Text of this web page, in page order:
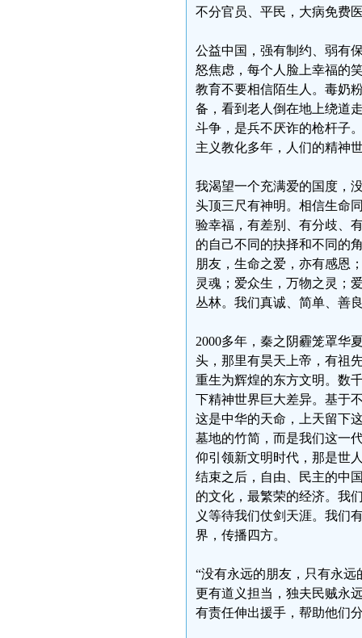
不分官员、平民，大病免费
公益中国，强有制约、弱有
怒焦虑，每个人脸上幸福的
教育不要相信陌生人。毒奶
备，看到老人倒在地上绕道
斗争，是兵不厌诈的枪杆子
主义教化多年，人们的精神
我渴望一个充满爱的国度，
头顶三尺有神明。相信生命
验幸福，有差别、有分歧、
的自己不同的抉择和不同的
朋友，生命之爱，亦有感恩
灵魂；爱众生，万物之灵；
丛林。我们真诚、简单、善
2000多年，秦之阴霾笼罩华
头，那里有昊天上帝，有祖
重生为辉煌的东方文明。数
下精神世界巨大差异。基于
这是中华的天命，上天留下
墓地的竹简，而是我们这一
仰引领新文明时代，那是世
结束之后，自由、民主的中
的文化，最繁荣的经济。我
义等待我们仗剑天涯。我们
界，传播四方。
“没有永远的朋友，只有永
更有道义担当，独夫民贼永
有责任伸出援手，帮助他们